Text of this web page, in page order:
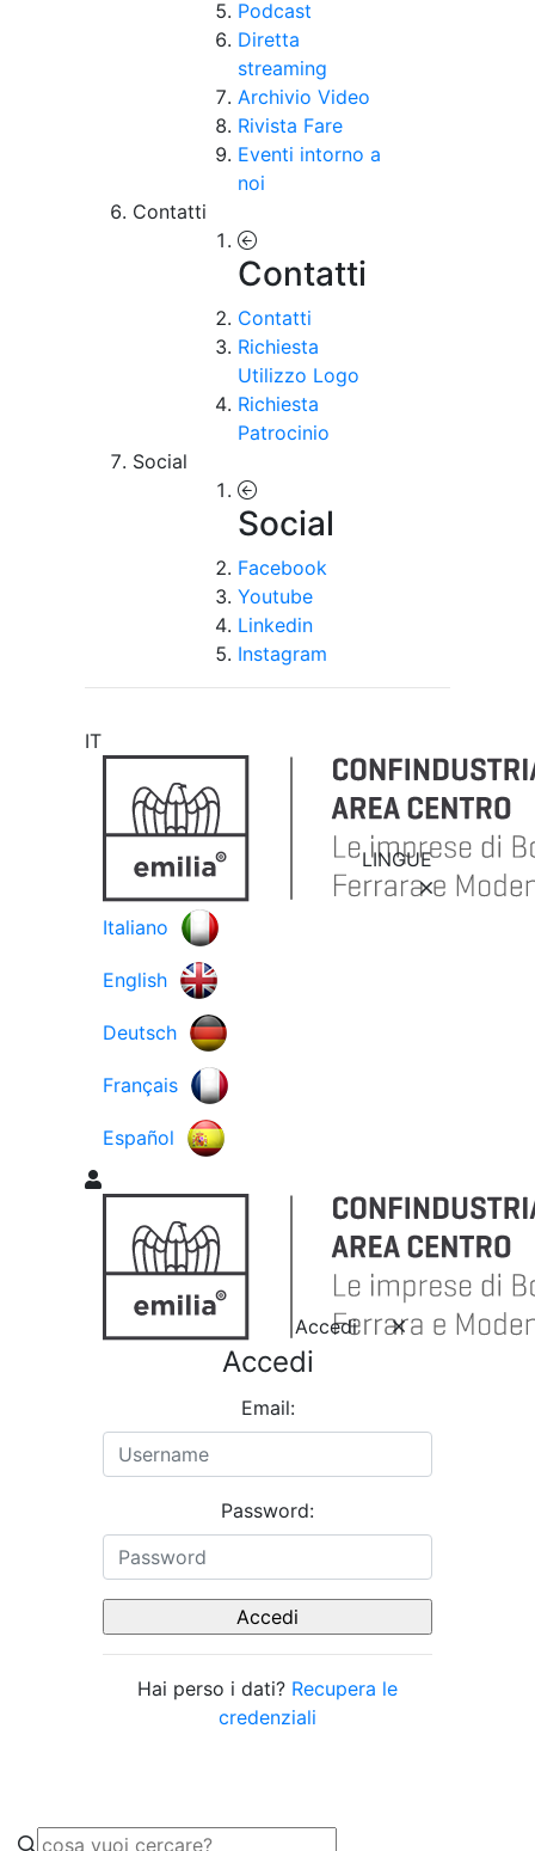
Podcast
Diretta
streaming
Archivio Video
Rivista Fare
Eventi intorno a
noi
Contatti
Contatti
Contatti
Richiesta
Utilizzo Logo
Richiesta
Patrocinio
Social
Social
Facebook
Youtube
Linkedin
Instagram
IT
LINGUE
Italiano
English
Deutsch
Français
Español
Accedi
Accedi
Email:
Password:
Hai perso i dati? Recupera le
credenziali